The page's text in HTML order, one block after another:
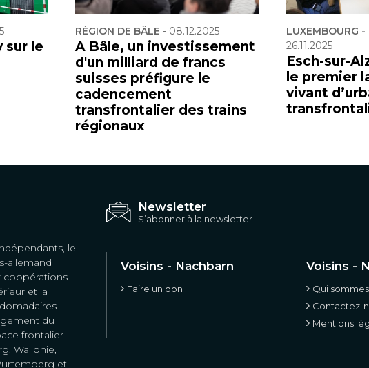
sur le
RÉGION DE BÂLE - 08.12.2025
A Bâle, un investissement
d'un milliard de francs
suisses préfigure le
cadencement
transfrontalier des trains
régionaux
LUXEMBOURG -
26.11.2025
Esch-sur-
le premier
vivant
le
allemand
coopérations
et la
du
frontalier
Wallonie,
et
Newsletter
S’abonner à la newsletter
Voisins - Nachbarn
Faire un don
Voisins -
Qui
Contactez-
Mentions